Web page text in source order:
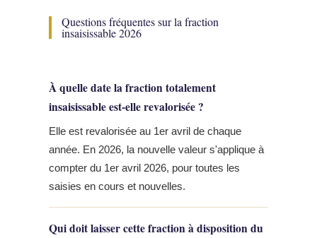
Questions fréquentes sur la fraction
insaisissable 2026
À quelle date la fraction totalement
insaisissable est-elle revalorisée ?
Elle est revalorisée au 1er avril de chaque
année. En 2026, la nouvelle valeur s'applique à
compter du 1er avril 2026, pour toutes les
saisies en cours et nouvelles.
Qui doit laisser cette fraction à disposition du